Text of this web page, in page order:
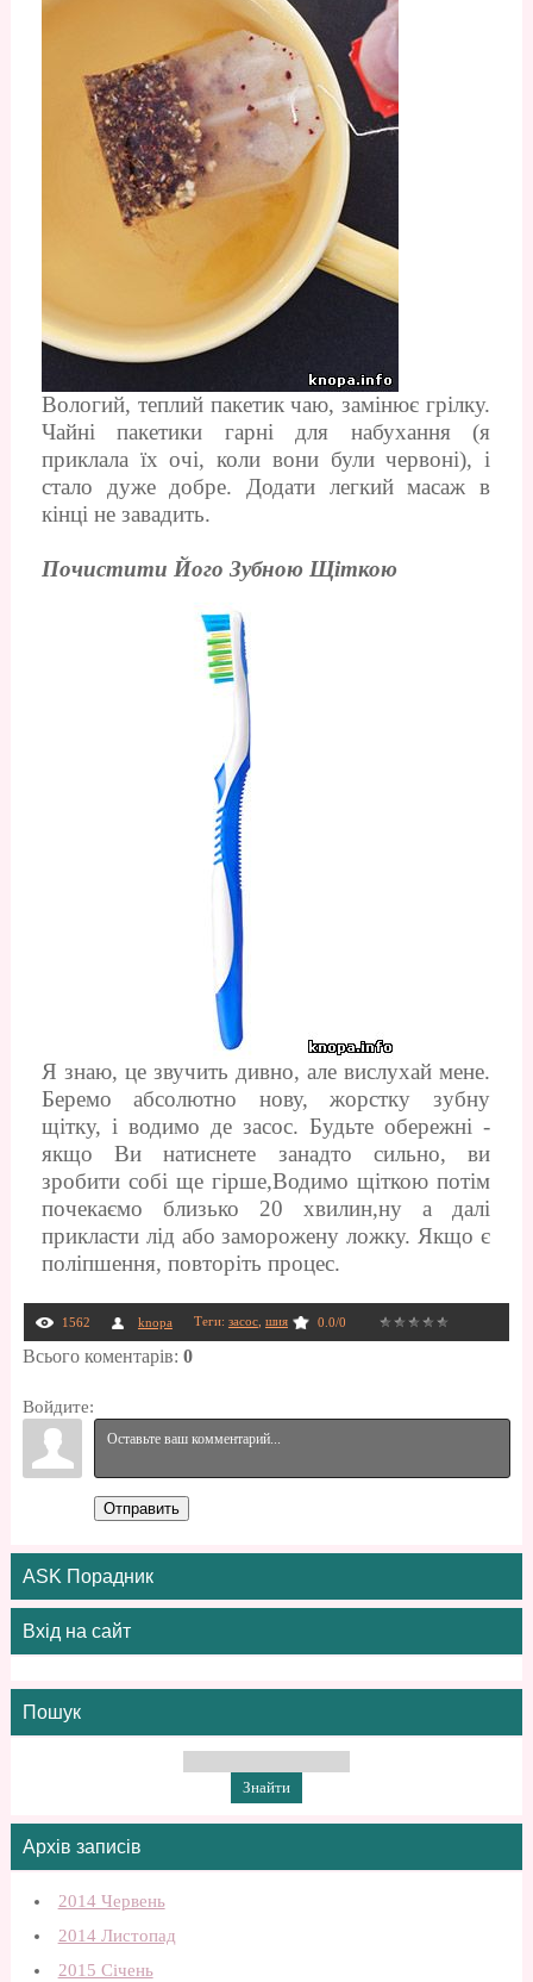
Вологий, теплий пакетик чаю, замінює грілку.
Чайні пакетики гарні для набухання (я
приклала їх очі, коли вони були червоні), і
стало дуже добре. Додати легкий масаж в
кінці не завадить.
Почистити Його Зубною Щіткою
Я знаю, це звучить дивно, але вислухай мене.
Беремо абсолютно нову, жорстку зубну
щітку, і водимо де засос. Будьте обережні -
якщо Ви натиснете занадто сильно, ви
зробити собі ще гірше,Водимо щіткою потім
почекаємо близько 20 хвилин,ну а далі
прикласти лід або заморожену ложку. Якщо є
поліпшення, повторіть процес.
1562 knopa Теги: засос, шия 0.0/0
Всього коментарів: 0
Войдите:
Отправить
ASK Порадник
Вхід на сайт
Пошук
Архів записів
2014 Червень
2014 Листопад
2015 Січень